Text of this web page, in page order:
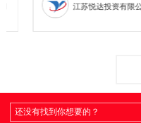
江苏悦达投资有限公司